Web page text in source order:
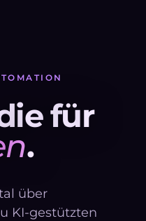
ie für
n.
über
KI-gestützten